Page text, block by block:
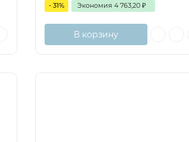
- 31% Экономия 4 763,20 ₽
В корзину